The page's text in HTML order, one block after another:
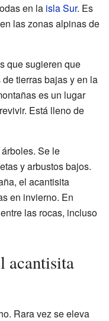
en la isla Sur. Es
las zonas alpinas de
que sugieren que
tierras bajas y en la
es un lugar
Está lleno de
Se le
y arbustos bajos.
el acantisita
en invierno. En
las rocas, incluso
acantisita
Rara vez se eleva